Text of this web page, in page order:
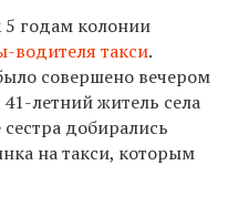
годам колонии
водителя такси.
совершено вечером
летний житель села
добирались
на такси, которым